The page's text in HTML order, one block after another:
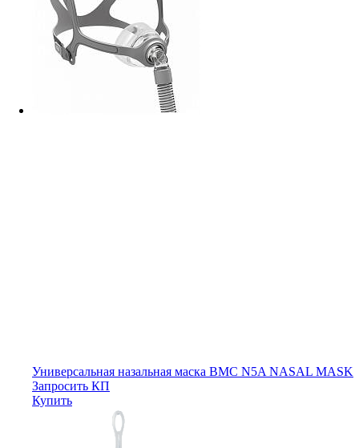
Универсальная назальная маска BMC N5A NASAL MASK
Запросить КП
Купить